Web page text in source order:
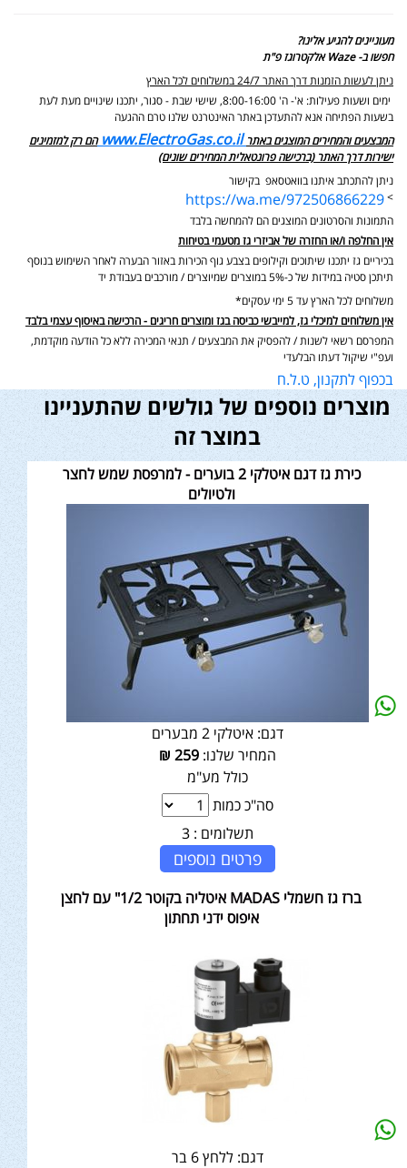
מעוניינים להגיע אלינו?
חפשו ב- Waze אלקטרוגז פ"ת
ניתן לעשות הזמנות דרך האתר 24/7 במשלוחים לכל הארץ
ימים ושעות פעילות: א'- ה' 8:00-16:00, שישי שבת - סגור,
יתכנו שינויים מעת לעת
בשעות הפתיחה אנא להתעדכן באתר האינטרנט שלנו טרם ההגעה
המבצעים והמחירים המוצגים באתר www.ElectroGas.co.il הם רק למזמינים
ישירות דרך האתר (ברכישה פרונטאלית המחירים שונים)
ניתן להתכתב איתנו בוואטסאפ בקישור
>
https://wa.me/972506866229
התמונות והסרטונים המוצגים הם להמחשה בלבד
אין החלפה ו/או החזרה של אביזרי גז מטעמי בטיחות
בכיריים גז יתכנו שיתוכים וקילופים בצבע גוף הכירות באזור הבערה לאחר השימוש בנוסף
תיתכן סטיה במידות של כ-5% במוצרים שמיוצרים / מורכבים בעבודת יד
משלוחים לכל הארץ עד 5 ימי עסקים*
אין משלוחים למיכלי גז, למייבשי כביסה בגז ומוצרים חריגים - הרכישה באיסוף עצמי בלבד
המפרסם רשאי לשנות / להפסיק את המבצעים / תנאי המכירה ללא כל הודעה מוקדמת,
ועפ"י שיקול דעתו הבלעדי
בכפוף לתקנון, ט.ל.ח
מוצרים נוספים של גולשים שהתעניינו
במוצר זה
כירת גז דגם איטלקי 2 בוערים - למרפסת שמש לחצר
ולטיולים
דגם: איטלקי 2 מבערים
המחיר שלנו:259
₪
כולל מע"מ
סה"כ כמות
תשלומים : 3
פרטים נוספים
ברז גז חשמלי MADAS איטליה בקוטר 1/2" עם לחצן
איפוס ידני תחתון
דגם: ללחץ 6 בר